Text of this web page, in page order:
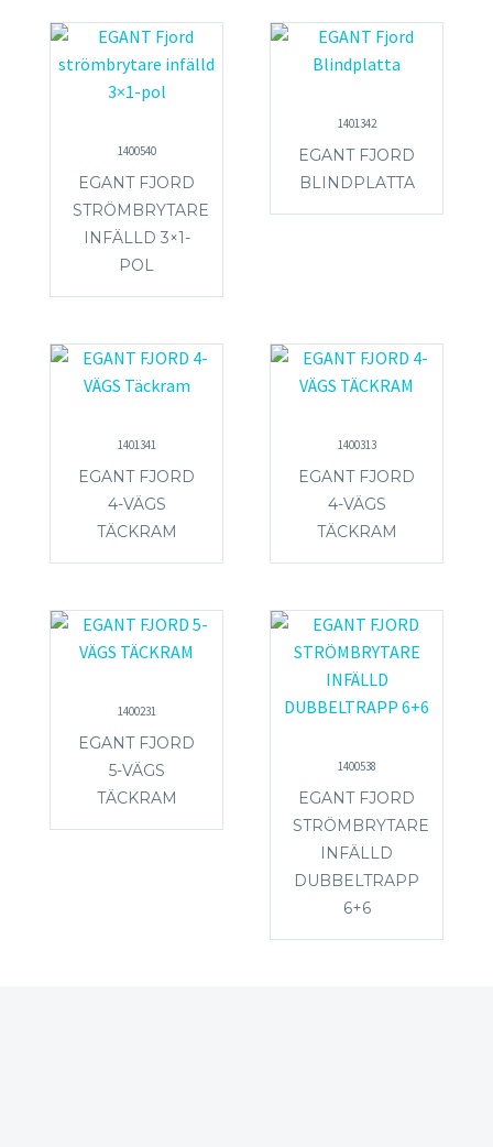
1400540
EGANT FJORD
STRÖMBRYTARE
INFÄLLD 3×1-
POL
1401342
EGANT FJORD
BLINDPLATTA
1401341
EGANT FJORD
4-VÄGS
TÄCKRAM
1400313
EGANT FJORD
4-VÄGS
TÄCKRAM
1400231
EGANT FJORD
5-VÄGS
TÄCKRAM
1400538
EGANT FJORD
STRÖMBRYTARE
INFÄLLD
DUBBELTRAPP
6+6